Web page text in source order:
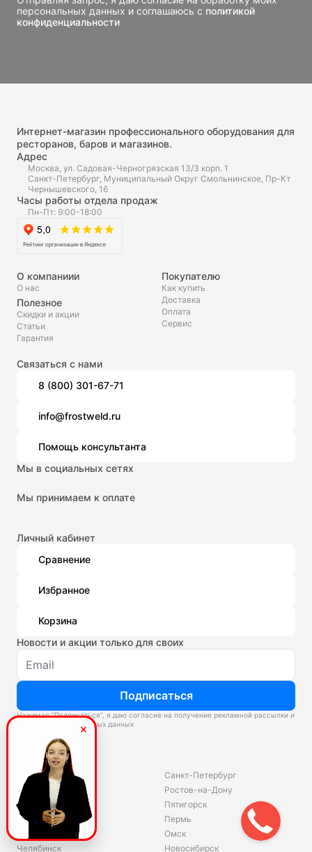
персональных данных и соглашаюсь с политикой
конфиденциальности
Интернет-магазин профессионального оборудования для
ресторанов, баров и магазинов.
Адрес
Москва, ул. Садовая-Черногрязская 13/3 корп. 1
Санкт-Петербург, Муниципальный Округ Смольнинское, Пр-Кт
Чернышевского, 16
Часы работы отдела продаж
Пн-Пт: 9:00-18:00
О компаниии
О нас
Полезное
Скидки и акции
Статьи
Гарантия
Покупателю
Как купить
Доставка
Оплата
Сервис
Связаться с нами
8 (800) 301-67-71
info@frostweld.ru
Помощь консультанта
Мы в социальных сетях
Мы принимаем к оплате
Личный кабинет
Сравнение
Избранное
Корзина
Новости и акции только для своих
Подписаться
Нажимая “Подписаться”, я даю согласие на получение рекламной рассылки и
обработку персональных данных
Склады
Владивосток
Екатеринбург
Красноярск
Волгоград
Ярославль
Челябинск
Санкт-Петербург
Ростов-на-Дону
Пятигорск
Пермь
Омск
Новосибирск